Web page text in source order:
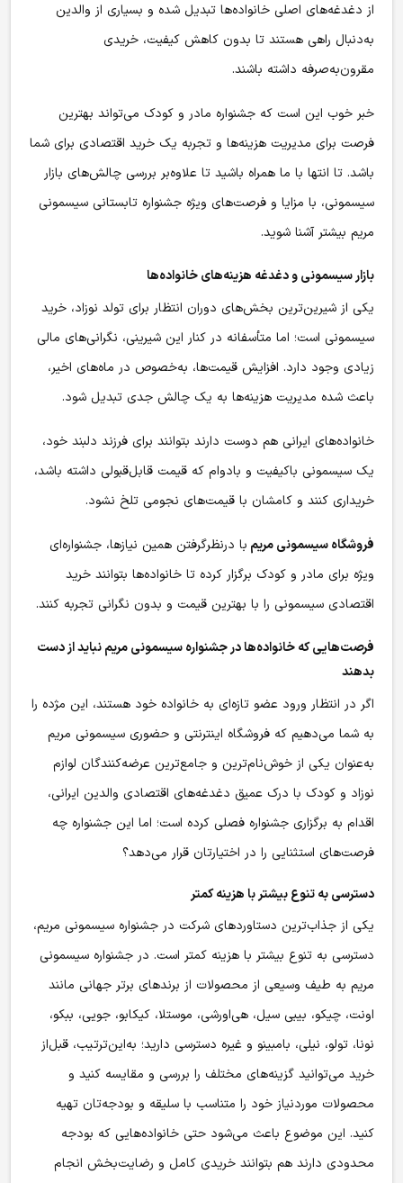
از دغدغه‌های اصلی خانواده‌ها تبدیل شده و بسیاری از والدین
به‌دنبال راهی هستند تا بدون کاهش کیفیت، خریدی
مقرون‌به‌صرفه داشته باشند.
خبر خوب این است که جشنواره مادر و کودک می‌تواند بهترین
فرصت برای مدیریت هزینه‌ها و تجربه یک خرید اقتصادی برای شما
باشد. تا انتها با ما همراه باشید تا علاوه‌بر بررسی چالش‌های بازار
سیسمونی، با مزایا و فرصت‌های ویژه جشنواره تابستانی سیسمونی
مریم بیشتر آشنا شوید.
بازار سیسمونی و دغدغه هزینه‌های خانواده‌ها
یکی از شیرین‌ترین بخش‌های دوران انتظار برای تولد نوزاد، خرید
سیسمونی است؛ اما متأسفانه در کنار این شیرینی، نگرانی‌های مالی
زیادی وجود دارد. افزایش قیمت‌ها، به‌خصوص در ماه‌های اخیر،
باعث شده مدیریت هزینه‌ها به یک چالش جدی تبدیل شود.
خانواده‌های ایرانی هم دوست دارند بتوانند برای فرزند دلبند خود،
یک سیسمونی باکیفیت و بادوام که قیمت قابل‌قبولی داشته باشد،
خریداری کنند و کامشان با قیمت‌های نجومی تلخ نشود.
فروشگاه سیسمونی مریم با درنظرگرفتن همین نیازها، جشنواره‌ای
ویژه برای مادر و کودک برگزار کرده تا خانواده‌ها بتوانند خرید
اقتصادی سیسمونی را با بهترین قیمت و بدون نگرانی تجربه کنند.
فرصت‌هایی که خانواده‌ها در جشنواره‌ سیسمونی مریم نباید از دست
بدهند
اگر در انتظار ورود عضو تازه‌ای به خانواده خود هستند، این مژده را
به شما می‌دهیم که فروشگاه اینترنتی و حضوری سیسمونی مریم
به‌عنوان یکی از خوش‌نام‌ترین و جامع‌ترین عرضه‌کنندگان لوازم
نوزاد و کودک با درک عمیق دغدغه‌های اقتصادی والدین ایرانی،
اقدام به برگزاری جشنواره فصلی کرده است؛ اما این جشنواره چه
فرصت‌های استثنایی را در اختیارتان قرار می‌دهد؟
دسترسی به تنوع بیشتر با هزینه کمتر
یکی از جذاب‌ترین دستاوردهای شرکت در جشنواره سیسمونی مریم،
دسترسی به تنوع بیشتر با هزینه کمتر است. در جشنواره سیسمونی
مریم به طیف وسیعی از محصولات از برندهای برتر جهانی مانند
اونت، چیکو، بیبی سیل، هی‌اورشی، موستلا، کیکابو، جویی، ببکو،
نونا، تولو، نیلی، بامبینو و غیره دسترسی دارید؛ به‌این‌ترتیب، قبل‌از
خرید می‌توانید گزینه‌های مختلف را بررسی و مقایسه کنید و
محصولات موردنیاز خود را متناسب با سلیقه و بودجه‌تان تهیه
کنید. این موضوع باعث می‌شود حتی خانواده‌هایی که بودجه
محدودی دارند هم بتوانند خریدی کامل و رضایت‌بخش انجام